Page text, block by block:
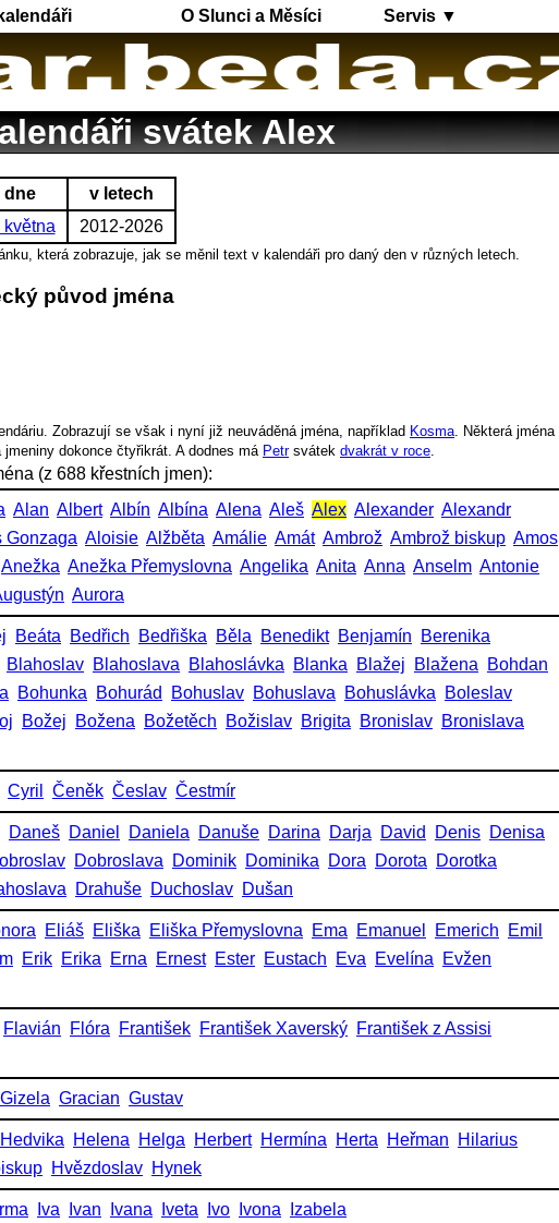
O Slunci a Měsíci Servis ▼
svátek Alex
dne
v letech
května
2012-2026
která zobrazuje, jak se měnil text v kalendáři pro daný den v různých letech.
původ jména
Zobrazují se však i nyní již neuváděná jména, například Kosma . Některá jména
jmeniny dokonce čtyřikrát. A dodnes má Petrsvátek dvakrát v roce
(z 688 křestních jmen):
Alan Albert Albín Albína Alena Aleš Alex Alexander Alexandr
Gonzaga Aloisie Alžběta Amálie Amát Ambrož Ambrož biskup Amos
Anežka Anežka Přemyslovna Angelika Anita Anna Anselm Antonie
Aurora
Beáta Bedřich Bedřiška Běla Benedikt Benjamín
Berenika
Blahoslav Blahoslava Blahoslávka Blanka Blažej Blažena
Bohdan
Bohunka Bohurád Bohuslav Bohuslava Bohuslávka
Boleslav
Božej Božena Božetěch Božislav Brigita Bronislav Bronislava
Cyril Čeněk Česlav Čestmír
Daneš Daniel Daniela Danuše Darina Darja David Denis Denisa
Dobroslava Dominik Dominika Dora Dorota
Dorotka
Drahuše Duchoslav Dušan
Eliáš Eliška Eliška Přemyslovna Ema Emanuel Emerich
Emil
Erik Erika Erna Ernest Ester Eustach Eva Evelína
Evžen
Flavián Flóra František František Xaverský František z Assisi
Gizela Gracian Gustav
Hedvika Helena Helga Herbert Hermína Herta Heřman
Hilarius
Hvězdoslav Hynek
Irma Iva Ivan Ivana Iveta Ivo Ivona Izabela